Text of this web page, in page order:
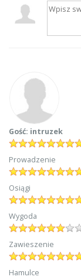
Gość: intruzek
Prowadzenie
Osiągi
Wygoda
Zawieszenie
Hamulce